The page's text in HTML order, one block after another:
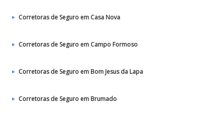
Corretoras de Seguro em Casa Nova
Corretoras de Seguro em Campo Formoso
Corretoras de Seguro em Bom Jesus da Lapa
Corretoras de Seguro em Brumado